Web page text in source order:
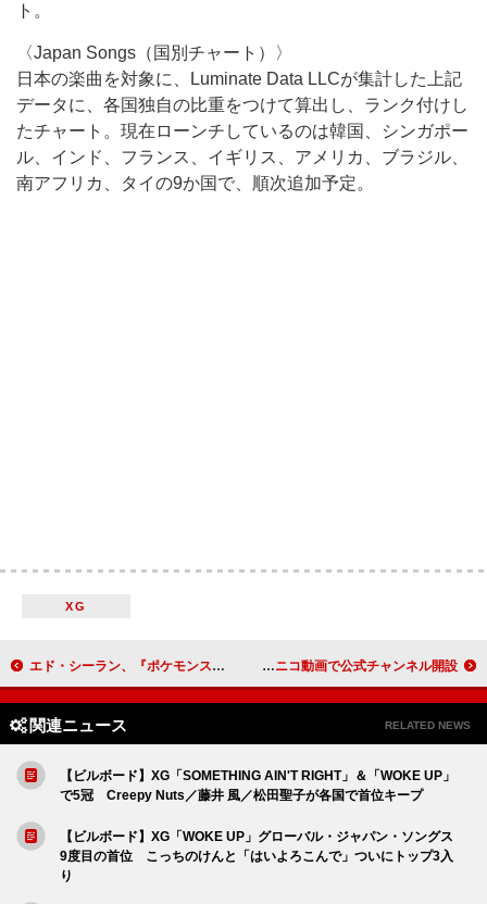
ト。
〈Japan Songs（国別チャート）〉
日本の楽曲を対象に、Luminate Data LLCが集計した上記
データに、各国独自の比重をつけて算出し、ランク付けし
たチャート。現在ローンチしているのは韓国、シンガポー
ル、インド、フランス、イギリス、アメリカ、ブラジル、
南アフリカ、タイの9か国で、順次追加予定。
XG
エド・シーラン、『ポケモンスタジアム』をスタジアムでプレイ TVアニメ『しかのこ』“OPイントロ耐久1時間動画”ほか順次公開、ニコニコ動画で公式チャンネル開設
関連ニュース RELATED NEWS
【ビルボード】XG「SOMETHING AIN'T RIGHT」＆「WOKE UP」
で5冠 Creepy Nuts／藤井 風／松田聖子が各国で首位キープ
【ビルボード】XG「WOKE UP」グローバル・ジャパン・ソングス
9度目の首位 こっちのけんと「はいよろこんで」ついにトップ3入
り